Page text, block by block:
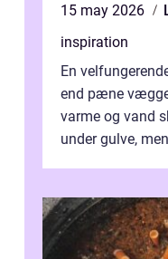
15 may 2026
inspiration
En
end pæne
varme og vand
under gulve,